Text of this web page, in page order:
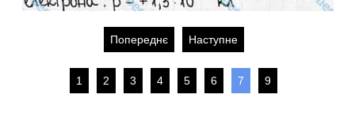
Попереднє Наступне
1 2 3 4 5 6 7 9